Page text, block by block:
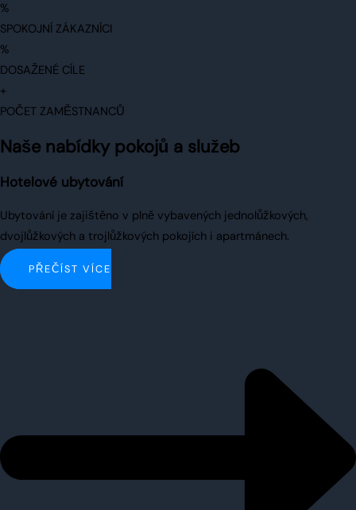
%
SPOKOJNÍ ZÁKAZNÍCI
%
DOSAŽENÉ CÍLE
+
POČET ZAMĚSTNANCŮ
Naše nabídky pokojů a služeb
Hotelové ubytování
Ubytování je zajištěno v plně vybavených jednolůžkových,
dvojlůžkových a trojlůžkových pokojích i apartmánech.
PŘEČÍST VÍCE